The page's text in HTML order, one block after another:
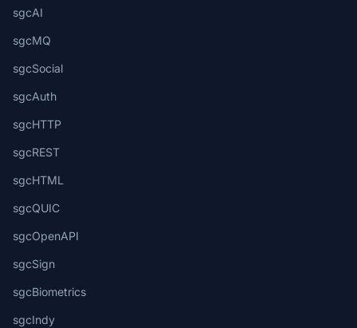
sgcAI
sgcMQ
sgcSocial
sgcAuth
sgcHTTP
sgcREST
sgcHTML
sgcQUIC
sgcOpenAPI
sgcSign
sgcBiometrics
sgcIndy